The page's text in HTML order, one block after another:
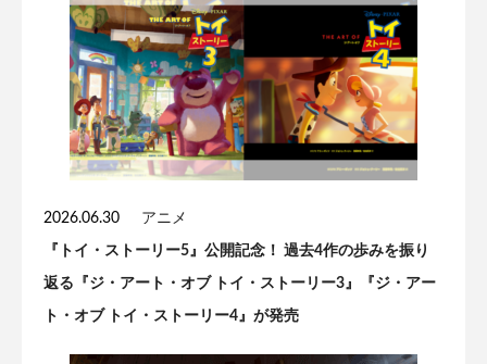
2026.06.30 アニメ
『トイ・ストーリー5』公開記念！ 過去4作の歩みを振り
返る『ジ・アート・オブ トイ・ストーリー3』『ジ・アー
ト・オブ トイ・ストーリー4』が発売